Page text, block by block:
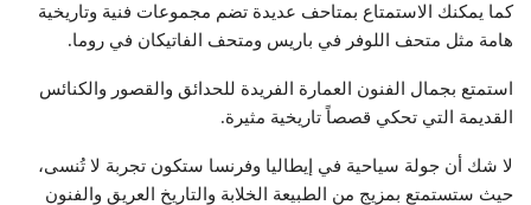
كما يمكنك الاستمتاع بمتاحف عديدة تضم مجموعات فنية وتاريخية
هامة مثل متحف اللوفر في باريس ومتحف الفاتيكان في روما.
استمتع بجمال الفنون العمارة الفريدة للحدائق والقصور والكنائس
القديمة التي تحكي قصصاً تاريخية مثيرة.
لا شك أن جولة سياحية في إيطاليا وفرنسا ستكون تجربة لا تُنسى،
حيث ستستمتع بمزيج من الطبيعة الخلابة والتاريخ العريق والفنون